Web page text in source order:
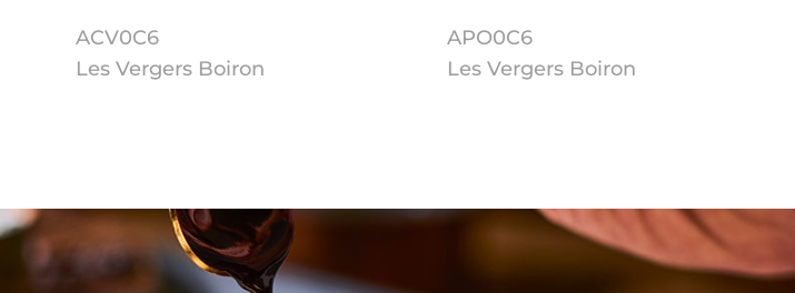
ACV0C6
Les Vergers Boiron
APO0C6
Les Vergers Boiron